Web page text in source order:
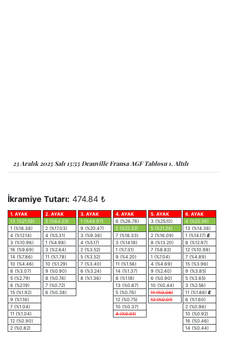
23 Aralık 2025 Salı 15:55 Deauville Fransa AGF Tablosu 1. Altılı
İkramiye Tutarı: 474.84 ₺
1. AYAK
13 (%21.59)
1 (%18.38)
4 (%12.14)
3 (%10.96)
16 (%9.69)
14 (%7.86)
10 (%4.46)
8 (%3.07)
5 (%2.79)
6 (%2.19)
15 (%1.92)
9 (%1.16)
7 (%1.04)
11 (%1.04)
12 (%0.90)
2 (%0.82)
2. AYAK
5 (%64.23)
2 (%17.03)
4 (%5.31)
1 (%4.98)
3 (%2.64)
11 (%1.78)
10 (%1.29)
9 (%0.90)
8 (%0.74)
7 (%0.72)
6 (%0.38)
3. AYAK
1 (%49.97)
9 (%20.47)
3 (%9.36)
4 (%5.17)
2 (%3.52)
5 (%3.52)
7 (%3.40)
6 (%3.24)
8 (%1.36)
4. AYAK
6 (%26.78)
2 (%22.32)
7 (%18.33)
3 (%14.18)
1 (%7.31)
9 (%4.20)
11 (%1.56)
14 (%1.37)
8 (%1.18)
13 (%0.87)
5 (%0.76)
12 (%0.75)
10 (%0.37)
4 (%0.01)
5. AYAK
3 (%25.10)
5 (%21.24)
2 (%16.09)
8 (%13.20)
7 (%8.82)
1 (%7.04)
4 (%4.69)
9 (%2.40)
6 (%0.90)
10 (%0.44)
11 (%0.06)
12 (%0.01)
6. AYAK
4 (%22.36)
13 (%14.38)
1 (%14.17) E
8 (%12.97)
12 (%10.98)
7 (%4.89)
15 (%3.96)
9 (%3.85)
5 (%3.65)
3 (%2.56)
11 (%1.86) E
6 (%1.60)
2 (%0.96)
10 (%0.92)
16 (%0.46)
14 (%0.44)